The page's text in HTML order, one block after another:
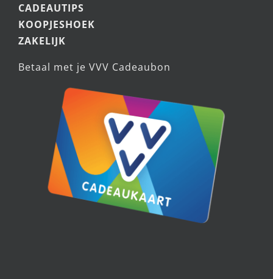
CADEAUTIPS
KOOPJESHOEK
ZAKELIJK
Betaal met je VVV Cadeaubon